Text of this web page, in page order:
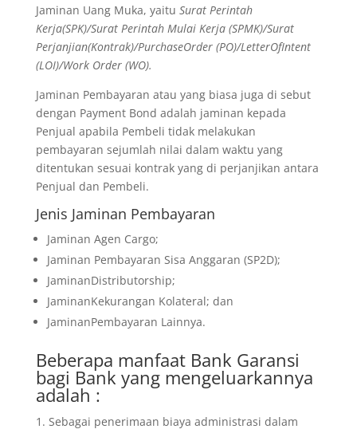
Jaminan Uang Muka, yaitu Surat Perintah
Kerja(SPK)/Surat Perintah Mulai Kerja (SPMK)/Surat
Perjanjian(Kontrak)/PurchaseOrder (PO)/LetterOfIntent
(LOI)/Work Order (WO).
Jaminan Pembayaran atau yang biasa juga di sebut
dengan Payment Bond adalah jaminan kepada
Penjual apabila Pembeli tidak melakukan
pembayaran sejumlah nilai dalam waktu yang
ditentukan sesuai kontrak yang di perjanjikan antara
Penjual dan Pembeli.
Jenis Jaminan Pembayaran
Jaminan Agen Cargo;
Jaminan Pembayaran Sisa Anggaran (SP2D);
JaminanDistributorship;
JaminanKekurangan Kolateral; dan
JaminanPembayaran Lainnya.
Beberapa manfaat Bank Garansi
bagi Bank yang mengeluarkannya
adalah :
Sebagai penerimaan biaya administrasi dalam